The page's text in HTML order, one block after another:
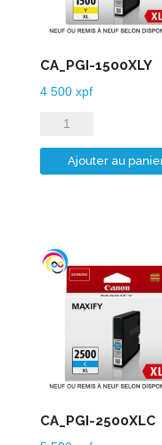
CA_PGI-1500XLY
4 500 xpf
quantité
de
CA_PGI-
Ajouter au
CA_PGI-2500XLC